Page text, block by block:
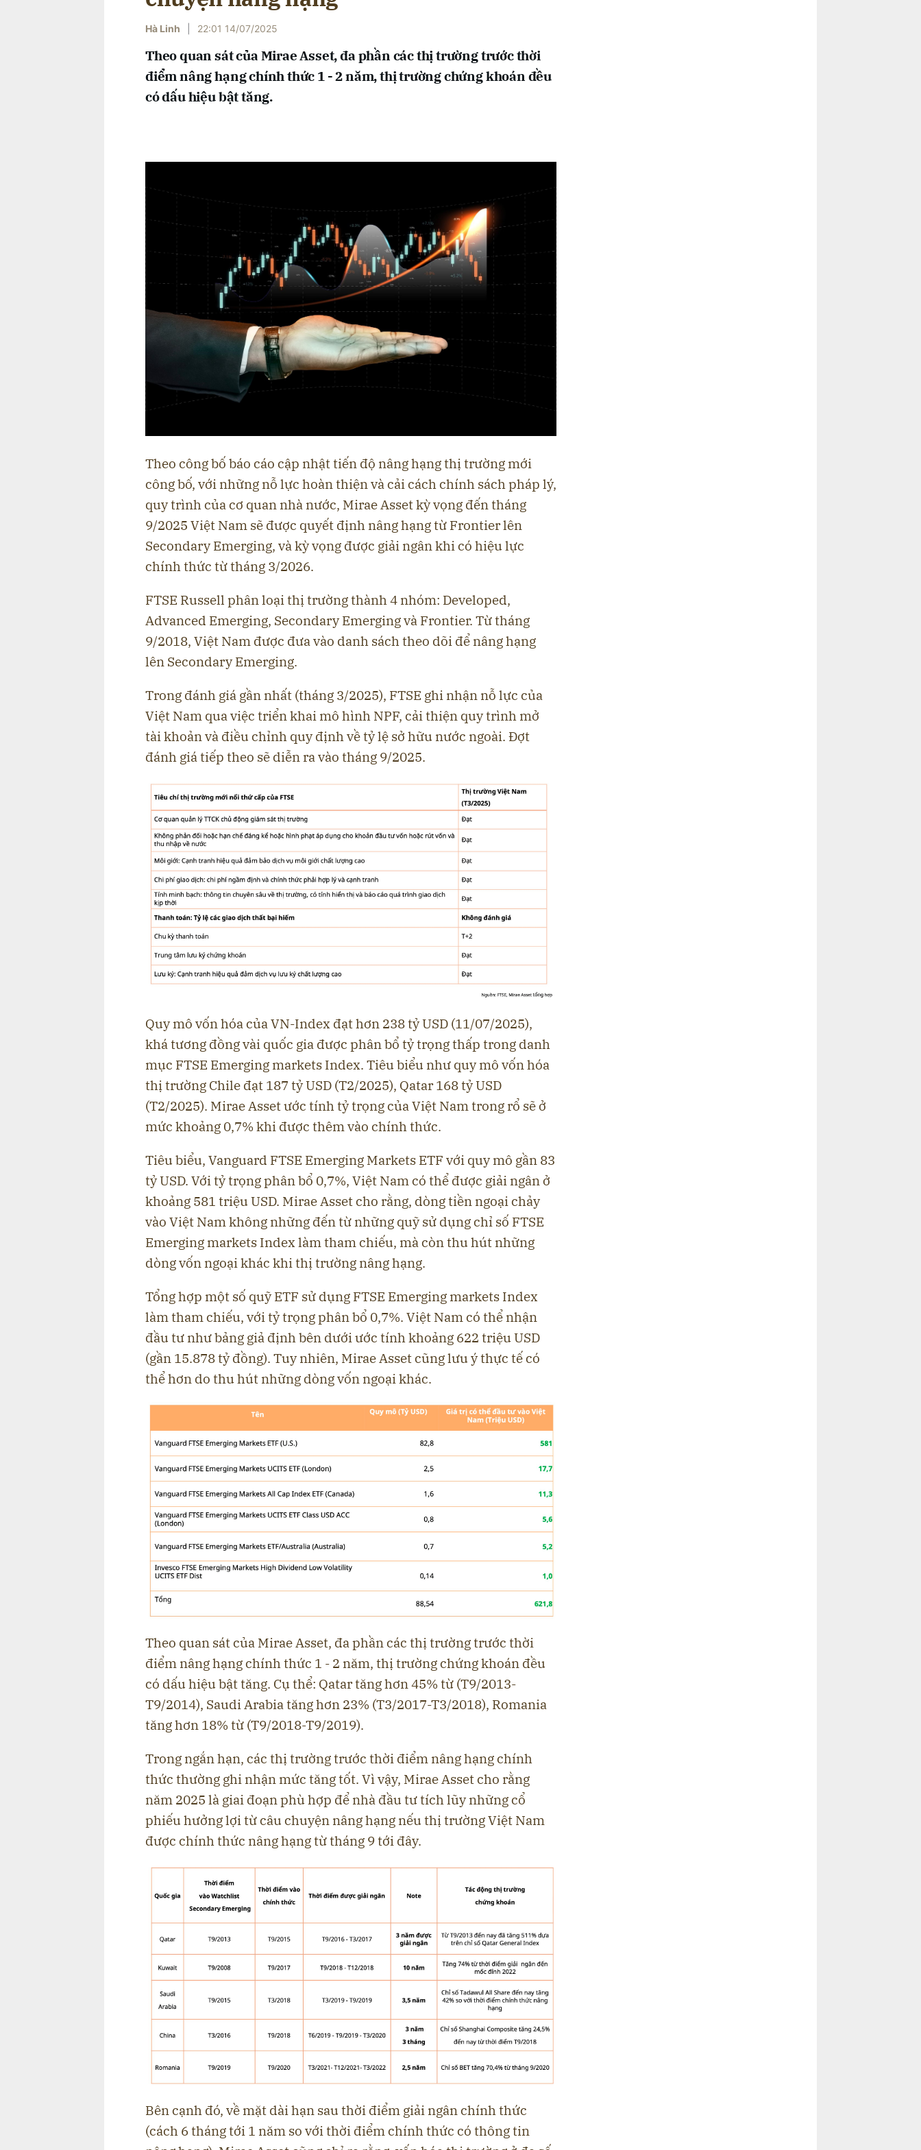
Hà Linh 22:01 14/07/2025
Theo quan sát của Mirae Asset, đa phần các thị trường trước thời
điểm nâng hạng chính thức 1 - 2 năm, thị trường chứng khoán đều
có dấu hiệu bật tăng.
Theo công bố báo cáo cập nhật tiến độ nâng hạng thị trường mới
công bố, với những nỗ lực hoàn thiện và cải cách chính sách pháp lý,
quy trình của cơ quan nhà nước, Mirae Asset kỳ vọng đến tháng
9/2025 Việt Nam sẽ được quyết định nâng hạng từ Frontier lên
Secondary Emerging, và kỳ vọng được giải ngân khi có hiệu lực
chính thức từ tháng 3/2026.
FTSE Russell phân loại thị trường thành 4 nhóm: Developed,
Advanced Emerging, Secondary Emerging và Frontier. Từ tháng
9/2018, Việt Nam được đưa vào danh sách theo dõi để nâng hạng
lên Secondary Emerging.
Trong đánh giá gần nhất (tháng 3/2025), FTSE ghi nhận nỗ lực của
Việt Nam qua việc triển khai mô hình NPF, cải thiện quy trình mở
tài khoản và điều chỉnh quy định về tỷ lệ sở hữu nước ngoài. Đợt
đánh giá tiếp theo sẽ diễn ra vào tháng 9/2025.
Quy mô vốn hóa của VN-Index đạt hơn 238 tỷ USD (11/07/2025),
khá tương đồng vài quốc gia được phân bổ tỷ trọng thấp trong danh
mục FTSE Emerging markets Index. Tiêu biểu như quy mô vốn hóa
thị trường Chile đạt 187 tỷ USD (T2/2025), Qatar 168 tỷ USD
(T2/2025). Mirae Asset ước tính tỷ trọng của Việt Nam trong rổ sẽ ở
mức khoảng 0,7% khi được thêm vào chính thức.
Tiêu biểu, Vanguard FTSE Emerging Markets ETF với quy mô gần 83
tỷ USD. Với tỷ trọng phân bổ 0,7%, Việt Nam có thể được giải ngân ở
khoảng 581 triệu USD. Mirae Asset cho rằng, dòng tiền ngoại chảy
vào Việt Nam không những đến từ những quỹ sử dụng chỉ số FTSE
Emerging markets Index làm tham chiếu, mà còn thu hút những
dòng vốn ngoại khác khi thị trường nâng hạng.
Tổng hợp một số quỹ ETF sử dụng FTSE Emerging markets Index
làm tham chiếu, với tỷ trọng phân bổ 0,7%. Việt Nam có thể nhận
đầu tư như bảng giả định bên dưới ước tính khoảng 622 triệu USD
(gần 15.878 tỷ đồng). Tuy nhiên, Mirae Asset cũng lưu ý thực tế có
thể hơn do thu hút những dòng vốn ngoại khác.
Theo quan sát của Mirae Asset, đa phần các thị trường trước thời
điểm nâng hạng chính thức 1 - 2 năm, thị trường chứng khoán đều
có dấu hiệu bật tăng. Cụ thể: Qatar tăng hơn 45% từ (T9/2013-
T9/2014), Saudi Arabia tăng hơn 23% (T3/2017-T3/2018), Romania
tăng hơn 18% từ (T9/2018-T9/2019).
Trong ngắn hạn, các thị trường trước thời điểm nâng hạng chính
thức thường ghi nhận mức tăng tốt. Vì vậy, Mirae Asset cho rằng
năm 2025 là giai đoạn phù hợp để nhà đầu tư tích lũy những cổ
phiếu hưởng lợi từ câu chuyện nâng hạng nếu thị trường Việt Nam
được chính thức nâng hạng từ tháng 9 tới đây.
Bên cạnh đó, về mặt dài hạn sau thời điểm giải ngân chính thức
(cách 6 tháng tới 1 năm so với thời điểm chính thức có thông tin